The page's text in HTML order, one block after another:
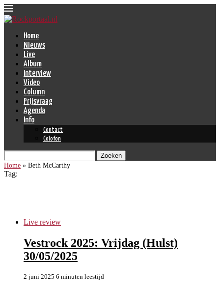
Home
Nieuws
Live
Album
Interview
Video
Column
Prijsvraag
Agenda
Info
Contact
Colofon
Zoeken
Home » Beth McCarthy
Tag:
Live review
Vestrock 2025: Vrijdag (Hulst)
30/05/2025
2 juni 2025 6 minuten leestijd